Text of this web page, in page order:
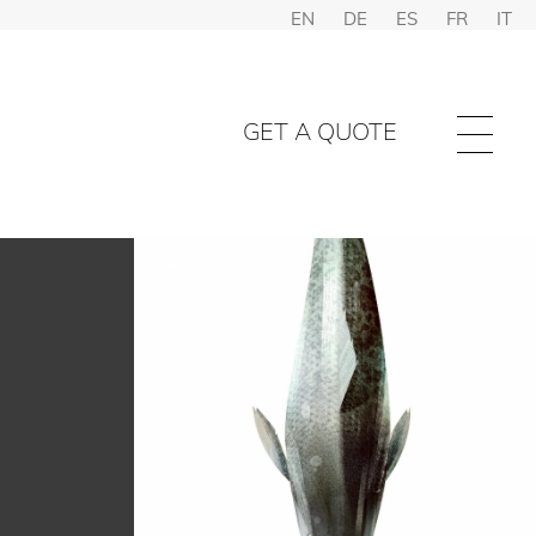
EN DE ES FR IT
GET A QUOTE